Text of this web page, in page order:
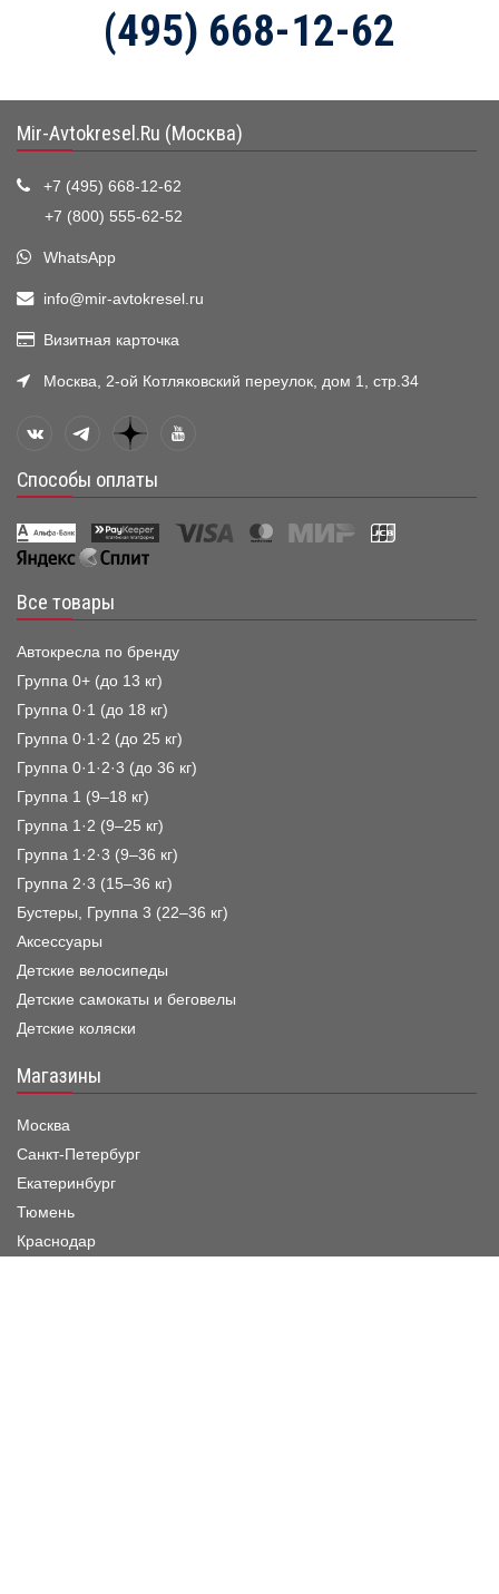
(495) 668-12-62
Mir-Avtokresel.Ru (Москва)
+7 (495) 668-12-62
+7 (800) 555-62-52
WhatsApp
info@mir-avtokresel.ru
Визитная карточка
Москва, 2-ой Котляковский переулок, дом 1, стр.34
Способы оплаты
Все товары
Автокресла по бренду
Группа 0+ (до 13 кг)
Группа 0·1 (до 18 кг)
Группа 0·1·2 (до 25 кг)
Группа 0·1·2·3 (до 36 кг)
Группа 1 (9–18 кг)
Группа 1·2 (9–25 кг)
Группа 1·2·3 (9–36 кг)
Группа 2·3 (15–36 кг)
Бустеры, Группа 3 (22–36 кг)
Аксессуары
Детские велосипеды
Детские самокаты и беговелы
Детские коляски
Магазины
Москва
Санкт-Петербург
Екатеринбург
Тюмень
Краснодар